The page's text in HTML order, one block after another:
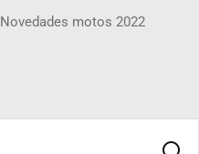
Novedades motos 2022